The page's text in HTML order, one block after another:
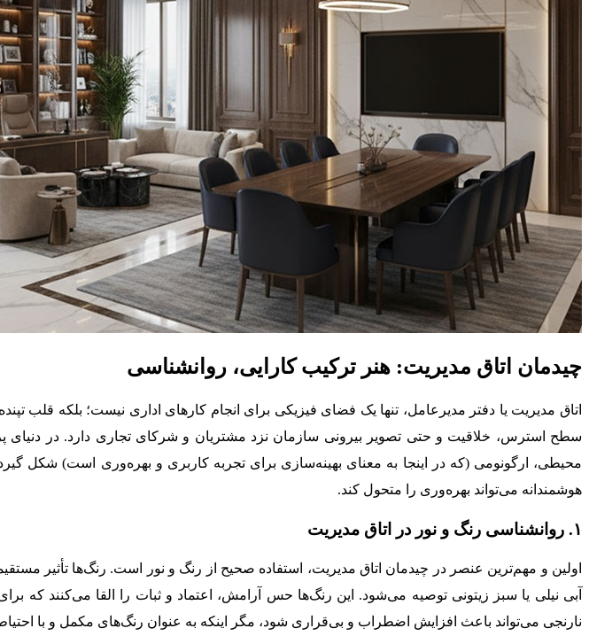
چیدمان اتاق مدیریت: هنر ترکیب کارایی، روانشناسی
اتاق مدیریت یا دفتر مدیرعامل، تنها یک فضای فیزیکی برای انجام کارهای اداری نیست؛ بلکه
سطح استرس، خلاقیت و حتی تصویر بیرونی سازمان نزد مشتریان و شرکای تجاری دارد. در دنیای
محیطی، ارگونومی (که در اینجا به معنای بهینه‌سازی برای تجربه کاربری و بهره‌وری است) شکل
هوشمندانه می‌تواند بهره‌وری را متحول کند.
۱. روانشناسی رنگ و نور در اتاق مدیریت
اولین و مهم‌ترین عنصر در چیدمان اتاق مدیریت، استفاده صحیح از رنگ و نور است. رنگ‌ها تأثیر
آبی نیلی یا سبز زیتونی توصیه می‌شود. این رنگ‌ها حس آرامش، اعتماد و ثبات را القا می‌کنند که
نارنجی می‌تواند باعث افزایش اضطراب و بی‌قراری شود، مگر اینکه به عنوان رنگ‌های مکمل و با